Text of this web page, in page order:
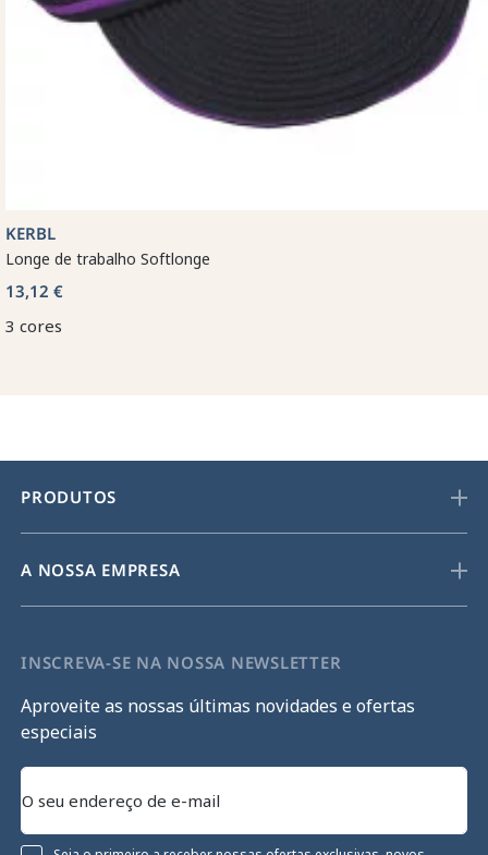
KERBL
Longe de trabalho Softlonge
13,12 €
3 cores
PRODUTOS
A NOSSA EMPRESA
INSCREVA-SE NA NOSSA NEWSLETTER
Aproveite as nossas últimas novidades e ofertas
especiais